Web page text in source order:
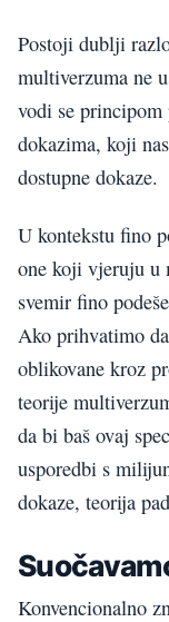
Postoji dublji
multiverzuma ne
vodi se
dokazima, koji
dostupne dokaze.
U kontekstu fino
one koji vjeruju u
svemir fino
Ako prihvatimo
oblikovane kroz
teorije
da bi baš ovaj
usporedbi s
dokaze, teorija
Konvencionalno